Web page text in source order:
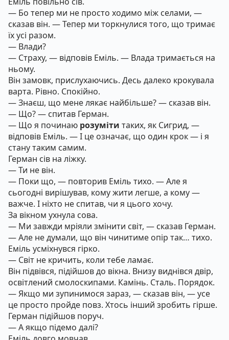
— Бо тепер ми не просто ходимо між селами, —
сказав він. — Тепер ми торкнулися того, що тримає
їх усі разом.
— Влади?
— Страху, — відповів Еміль. — Влада тримається на
ньому.
Він замовк, прислухаючись. Десь далеко крокувала
варта. Рівно. Спокійно.
— Знаєш, що мене лякає найбільше? — сказав він.
— Що? — спитав Герман.
— Що я починаю розуміти таких, як Сигрид, —
відповів Еміль. — І це означає, що один крок — і я
стану таким самим.
Герман сів на ліжку.
— Ти не він.
— Поки що, — повторив Еміль тихо. — Але я
сьогодні вирішував, кому жити легше, а кому —
важче. І ніхто не спитав, чи я цього хочу.
За вікном ухнула сова.
— Ми завжди мріяли змінити світ, — сказав Герман.
— Але не думали, що він чинитиме опір так… тихо.
Еміль усміхнувся гірко.
— Світ не кричить, коли тебе ламає.
Він підвівся, підійшов до вікна. Внизу виднівся двір,
освітлений смолоскипами. Камінь. Сталь. Порядок.
— Якщо ми зупинимося зараз, — сказав він, — усе
це просто пройде повз. Хтось інший зробить гірше.
Герман підійшов поруч.
— А якщо підемо далі?